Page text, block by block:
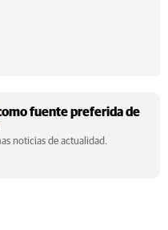
fuente preferida de
noticias de actualidad.